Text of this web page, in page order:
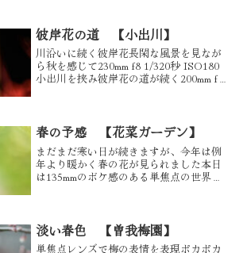
彼岸花の道 【小出川】
川沿いに続く彼岸花長閑な風景を見なが
ら秋を感じて230mm f8 1/320秒 ISO180
小出川を挟み彼岸花の道が続く200mm f9
春の予感 【花菜ガーデン】
まだまだ寒い日が続きますが、今年は例
年より暖かく春の花が見られました本日
は135mmのボケ感のある単焦点の世界へ
淡い春色 【曽我梅園】
単焦点レンズで梅の表情を表現ポカポカ